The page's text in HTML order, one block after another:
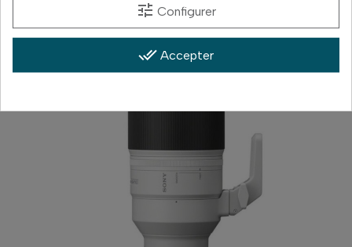
tune Configurer
done_all Accepter